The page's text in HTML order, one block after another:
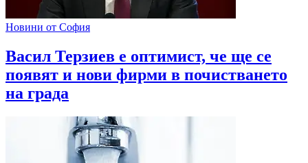
Новини от София
Васил Терзиев е оптимист, че ще се
появят и нови фирми в почистването
на града